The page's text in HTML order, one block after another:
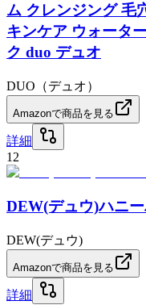
ム クレンジング 毛
キンケア ウォータ
ク duo デュオ
DUO（デュオ）
Amazonで商品を見る
詳細
12
DEW(デュウ)ハニ
DEW(デュウ)
Amazonで商品を見る
詳細